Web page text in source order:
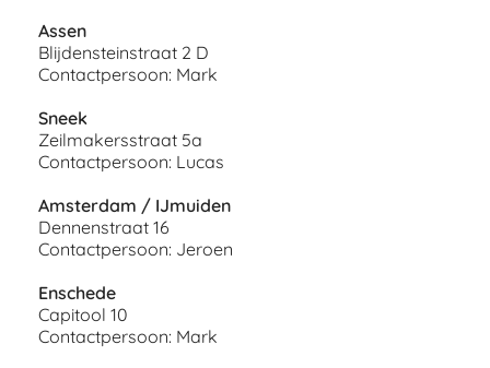
Assen
Blijdensteinstraat 2 D
Contactpersoon: Mark
Sneek
Zeilmakersstraat 5a
Contactpersoon: Lucas
Amsterdam / IJmuiden
Dennenstraat 16
Contactpersoon: Jeroen
Enschede
Capitool 10
Contactpersoon: Mark